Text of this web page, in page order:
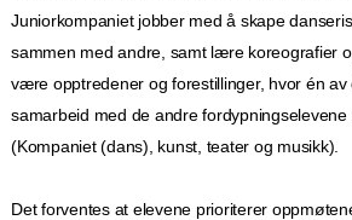
Juniorkompaniet jobber med å skape
sammen med andre, samt lære koreografier
være opptredener og forestillinger, hvor én
samarbeid med de andre fordypningselevene
(Kompaniet (dans), kunst, teater og musikk).
Det forventes at elevene prioriterer